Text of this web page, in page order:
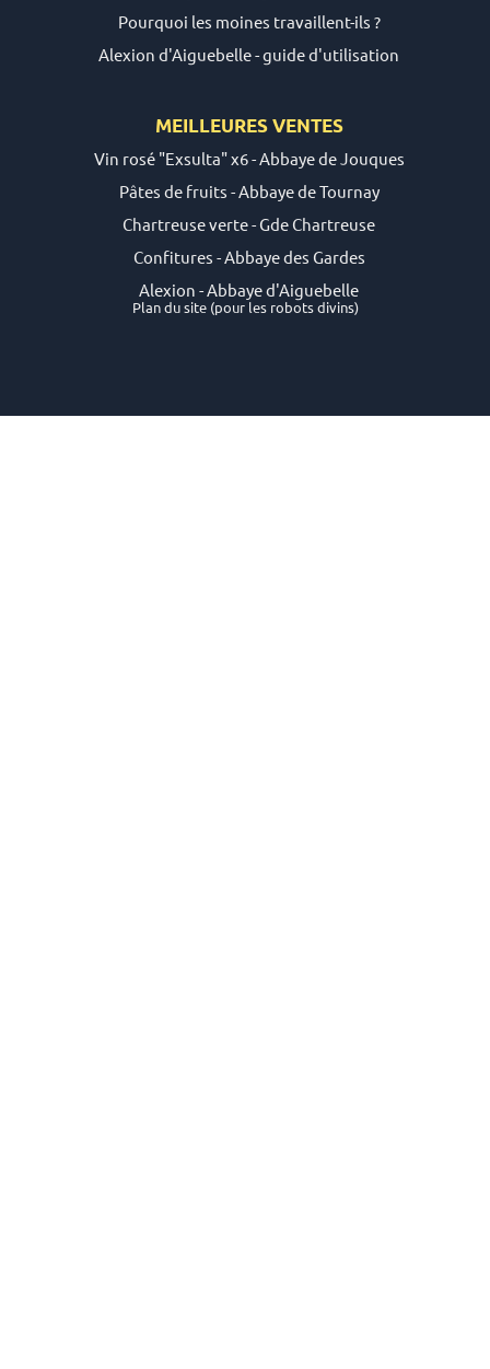
Pourquoi les moines travaillent-ils ?
Alexion d'Aiguebelle - guide d'utilisation
MEILLEURES VENTES
Vin rosé "Exsulta" x6 - Abbaye de Jouques
Pâtes de fruits - Abbaye de Tournay
Chartreuse verte - Gde Chartreuse
Confitures - Abbaye des Gardes
Alexion - Abbaye d'Aiguebelle
Plan du site(pour les robots divins)